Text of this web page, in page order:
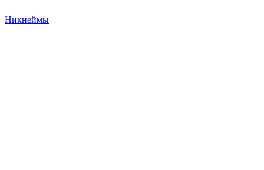
Никнеймы